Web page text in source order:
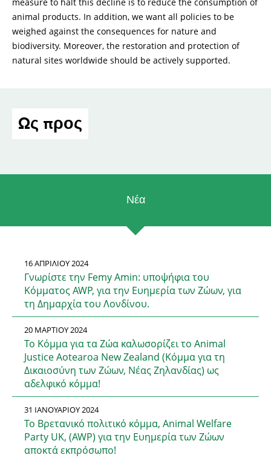
animal products. In addition, we want all policies to be
weighed against the consequences for nature and
biodiversity. Moreover, the restoration and protection of
natural sites worldwide should be actively supported.
Ως προς
Νέα
16 ΑΠΡΙΛΊΟΥ 2024
Γνωρίστε την Femy Amin: υποψήφια του
Κόμματος AWP, για την Ευημερία των Ζώων, για
τη Δημαρχία του Λονδίνου.
20 ΜΑΡΤΊΟΥ 2024
Το Κόμμα για τα Ζώα καλωσορίζει το Animal
Justice Aotearoa New Zealand (Κόμμα για τη
Δικαιοσύνη των Ζώων, Νέας Ζηλανδίας) ως
αδελφικό κόμμα!
31 ΙΑΝΟΥΑΡΊΟΥ 2024
Το Βρετανικό πολιτικό κόμμα, Animal Welfare
Party UK, (AWP) για την Ευημερία των Ζώων
αποκτά εκπρόσωπο!